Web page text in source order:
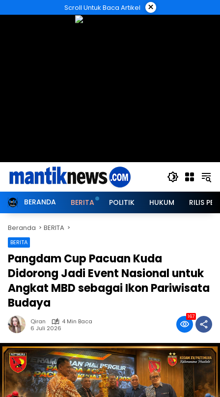
ke
Scroll Untuk Baca Artikel ×
BERANDA BERITA POLITIK HUKUM RILIS
Beranda BERITA
BERITA
Pangdam Cup Pacuan Kuda
Didorong Jadi Event Nasional untuk
Angkat MBD sebagai Ikon Pariwisata
Budaya
Qiran
4 Min Baca
6 Juli 2026
167